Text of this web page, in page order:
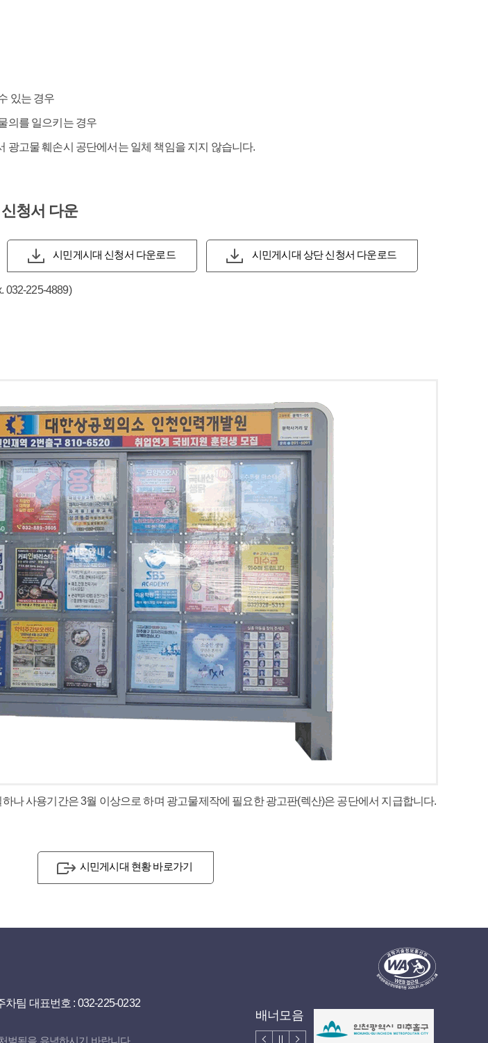
있는 경우
의를 일으키는 경우
광고물 훼손시 공단에서는 일체 책임을 지지 않습니다.
청서 다운
시민게시대 신청서 다운로드 시민게시대 상단 신청서 다운로드
032-225-4889)
나 사용기간은 3월 이상으로 하며 광고물제작에 필요한 광고판(렉산)은 공단에서 지급합니다.
시민게시대 현황 바로가기
팀 대표번호 : 032-225-0232
벌됨을 유념하시기 바랍니다.
배너모음